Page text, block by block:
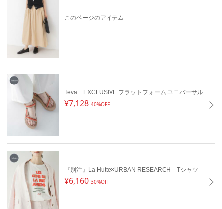
アイテム情報
配送料
商品コード
性別タイプ レディース
カテゴリ
製造国 詳細は下記よりお問い合わせください
ギフト
このページのアイテム
Teva EXCLUSIVE フラットフォーム ユニバーサル テッセラ
¥7,128 40%OFF
『別注』La Hutte×URBAN RESEARCH Tシャツ
¥6,160 30%OFF